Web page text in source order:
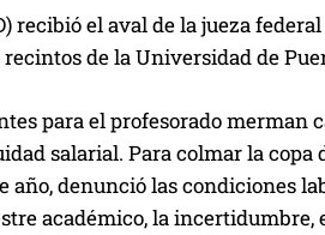
recibió el aval de la jueza
de la Universidad de
para el profesorado merman
salarial. Para colmar la
denunció las condiciones
académico, la